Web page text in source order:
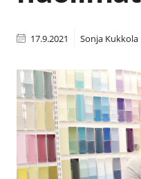
17.9.2021 Sonja Kukkola